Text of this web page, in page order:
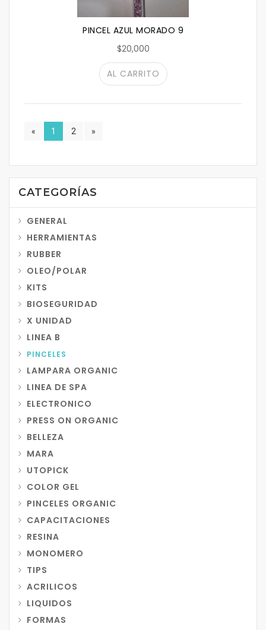
PINCEL AZUL MORADO 9
$20,000
AL CARRITO
« 1 2 »
CATEGORÍAS
GENERAL
HERRAMIENTAS
RUBBER
OLEO/POLAR
KITS
BIOSEGURIDAD
X UNIDAD
LINEA B
PINCELES
LAMPARA ORGANIC
LINEA DE SPA
ELECTRONICO
PRESS ON ORGANIC
BELLEZA
MARA
UTOPICK
COLOR GEL
PINCELES ORGANIC
CAPACITACIONES
RESINA
MONOMERO
TIPS
ACRILICOS
LIQUIDOS
FORMAS